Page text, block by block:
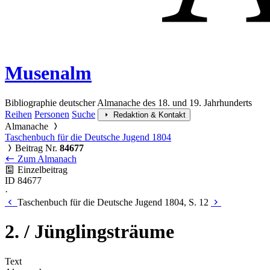
Musenalm
Bibliographie deutscher Almanache des 18. und 19. Jahrhunderts
Reihen Personen Suche Redaktion & Kontakt
Almanache
Taschenbuch für die Deutsche Jugend 1804
Beitrag Nr. 84677
Zum Almanach
Einzelbeitrag
ID 84677
·
Taschenbuch für die Deutsche Jugend 1804, S. 12
2. / Jünglingsträume
Text